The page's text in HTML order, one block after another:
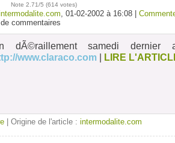
Note 2.71/5 (614 votes)
, 01-02-2002 à 16:08 |
dÃ©raillement samedi dernier
www.claraco.com | LIRE
| Origine de l'article : intermodalite.com